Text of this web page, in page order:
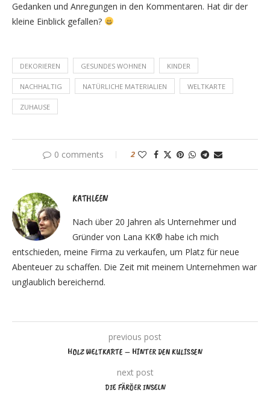
Gedanken und Anregungen in den Kommentaren. Hat dir der
kleine Einblick gefallen?
DEKORIEREN GESUNDES WOHNEN KINDER
NACHHALTIG NATÜRLICHE MATERIALIEN WELTKARTE
ZUHAUSE
0 comments 2
KATHLEEN
Nach über 20 Jahren als Unternehmer und
Gründer von Lana KK® habe ich mich
entschieden, meine Firma zu verkaufen, um Platz für neue
Abenteuer zu schaffen. Die Zeit mit meinem Unternehmen war
unglaublich bereichernd.
previous post
HOLZ WELTKARTE – HINTER DEN KULISSEN
next post
DIE FÄRÖER INSELN